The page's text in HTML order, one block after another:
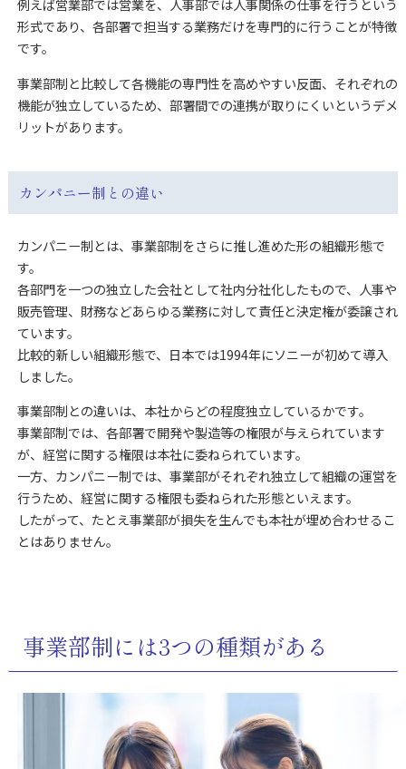
例えば営業部では営業を、人事部では人事関係の仕事を行うという
形式であり、各部署で担当する業務だけを専門的に行うことが特徴
です。
事業部制と比較して各機能の専門性を高めやすい反面、それぞれの
機能が独立しているため、部署間での連携が取りにくいというデメ
リットがあります。
カンパニー制との違い
カンパニー制とは、事業部制をさらに推し進めた形の組織形態で
す。
各部門を一つの独立した会社として社内分社化したもので、人事や
販売管理、財務などあらゆる業務に対して責任と決定権が委譲され
ています。
比較的新しい組織形態で、日本では1994年にソニーが初めて導入
しました。
事業部制との違いは、本社からどの程度独立しているかです。
事業部制では、各部署で開発や製造等の権限が与えられています
が、経営に関する権限は本社に委ねられています。
一方、カンパニー制では、事業部がそれぞれ独立して組織の運営を
行うため、経営に関する権限も委ねられた形態といえます。
したがって、たとえ事業部が損失を生んでも本社が埋め合わせるこ
とはありません。
事業部制には3つの種類がある